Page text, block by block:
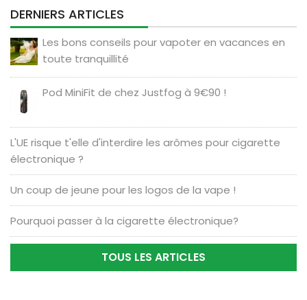
DERNIERS ARTICLES
Les bons conseils pour vapoter en vacances en
toute tranquillité
Pod MiniFit de chez Justfog à 9€90 !
L'UE risque t'elle d'interdire les arômes pour cigarette
électronique ?
Un coup de jeune pour les logos de la vape !
Pourquoi passer à la cigarette électronique?
TOUS LES ARTICLES